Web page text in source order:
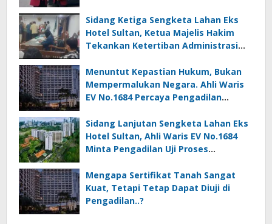
Sidang Ketiga Sengketa Lahan Eks
Hotel Sultan, Ketua Majelis Hakim
Tekankan Ketertiban Administrasi
Hukum
Menuntut Kepastian Hukum, Bukan
Mempermalukan Negara. Ahli Waris
EV No.1684 Percaya Pengadilan
Sidang Lanjutan Sengketa Lahan Eks
Hotel Sultan, Ahli Waris EV No.1684
Minta Pengadilan Uji Proses
Karno
Mengapa Sertifikat Tanah Sangat
Kuat, Tetapi Tetap Dapat Diuji di
Pengadilan..?